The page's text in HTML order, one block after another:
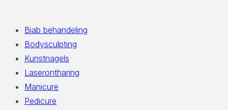
Biab behandeling
Bodysculpting
Kunstnagels
Laserontharing
Manicure
Pedicure